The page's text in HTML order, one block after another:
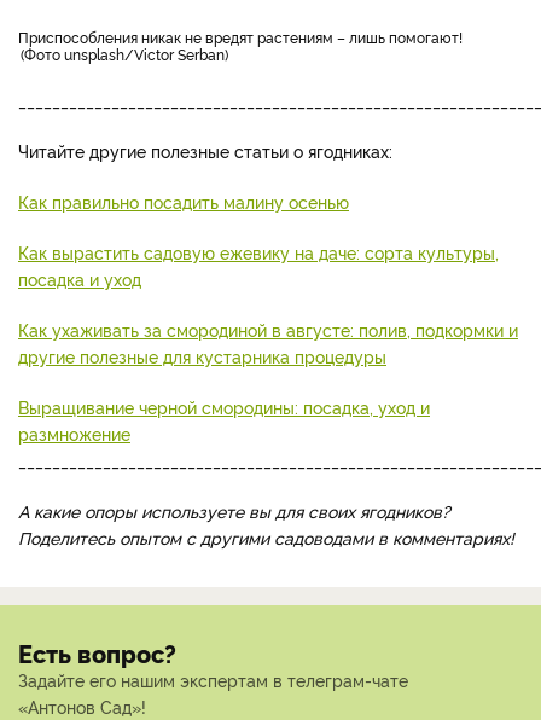
приспособления никак не вредят растениям – лишь помогают!
Фото unsplash/Victor Serban
Читайте другие полезные статьи о ягодниках:
Как правильно посадить малину осенью
Как вырастить садовую ежевику на даче: сорта культуры,
посадка и уход
Как ухаживать за смородиной в августе: полив, подкормки и
другие полезные для кустарника процедуры
Выращивание черной смородины: посадка, уход и
размножение
А какие опоры используете вы для своих ягодников?
Поделитесь опытом с другими садоводами в комментариях!
Есть вопрос?
Задайте его нашим экспертам в телеграм-чате
«Антонов Сад»!